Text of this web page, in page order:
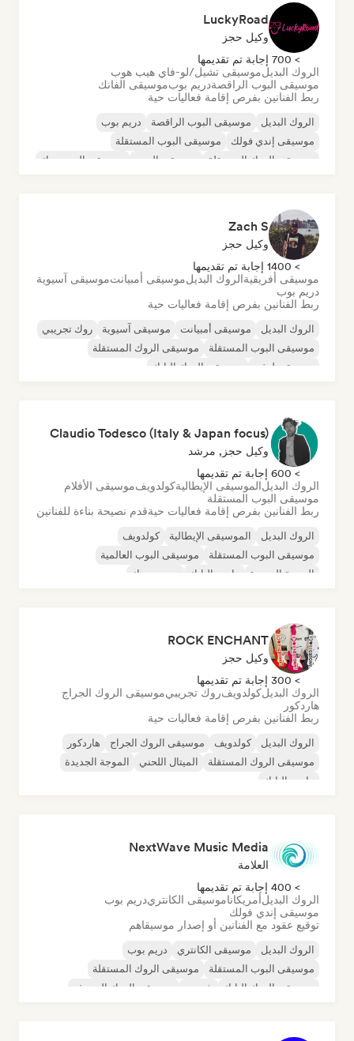
LuckyRoad
وكيل حجز
> 700 إجابة تم تقديمها
الروك البديلموسيقى تشيل/لو-فاي هيب هوب
موسيقى البوب الراقصةدريم بوبموسيقى الفانك
ربط الفنانين بفرص إقامة فعاليات حية
الروك البديل موسيقى البوب الراقصة
دريم بوب
موسيقى إندي فولك
موسيقى البوب المستقلة
موسيقى الروك المستقلة
موسيقى البوب موسيقى البوب روك
Zach S
وكيل حجز
> 1400 إجابة تم تقديمها
موسيقى أفريقيةالروك البديلموسيقى أمبيانتموسيقى آسيوية
دريم بوب
ربط الفنانين بفرص إقامة فعاليات حية
الروك البديل موسيقى أمبيانت موسيقى آسيوية
روك تجريبي
موسيقى البوب المستقلة
موسيقى الروك المستقلة
موسيقى لوفي
موسيقى الروك البانك
Claudio Todesco (Italy & Japan focus)
وكيل حجز, مرشد
> 600 إجابة تم تقديمها
الروك البديلالموسيقى الإيطاليةكولدويفموسيقى الأفلام
موسيقى البوب المستقلة
ربط الفنانين بفرص إقامة فعاليات حيةقدم نصيحة بناءة للفنانين
الروك البديل الموسيقى الإيطالية
كولدويف
موسيقى البوب المستقلة
موسيقى البوب العالمية
الموجة الجديدة
ما بعد البانك بوست روك
ROCK ENCHANT
وكيل حجز
> 300 إجابة تم تقديمها
الروك البديلكولدويفروك تجريبيموسيقى الروك الجراج
هاردكور
ربط الفنانين بفرص إقامة فعاليات حية
الروك البديل كولدويف موسيقى الروك الجراج
هاردكور
موسيقى الروك المستقلة
الميتال اللحني
الموجة الجديدة
ما بعد البانك
NextWave Music Media
العلامة
> 400 إجابة تم تقديمها
الروك البديلأمريكاناموسيقى الكانتريدريم بوب
موسيقى إندي فولك
توقيع عقود مع الفنانين أو إصدار موسيقاهم
الروك البديل موسيقى الكانتري
دريم بوب
موسيقى البوب المستقلة
موسيقى الروك المستقلة
موسيقى الروك البانك
شوجيز موسيقى الروك السيرف